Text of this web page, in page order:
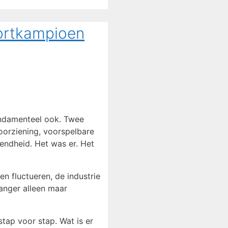
ook. Twee
voorspelbare
Het was er. Het
fluctueren, de industrie
alleen maar
voor stap. Wat is er